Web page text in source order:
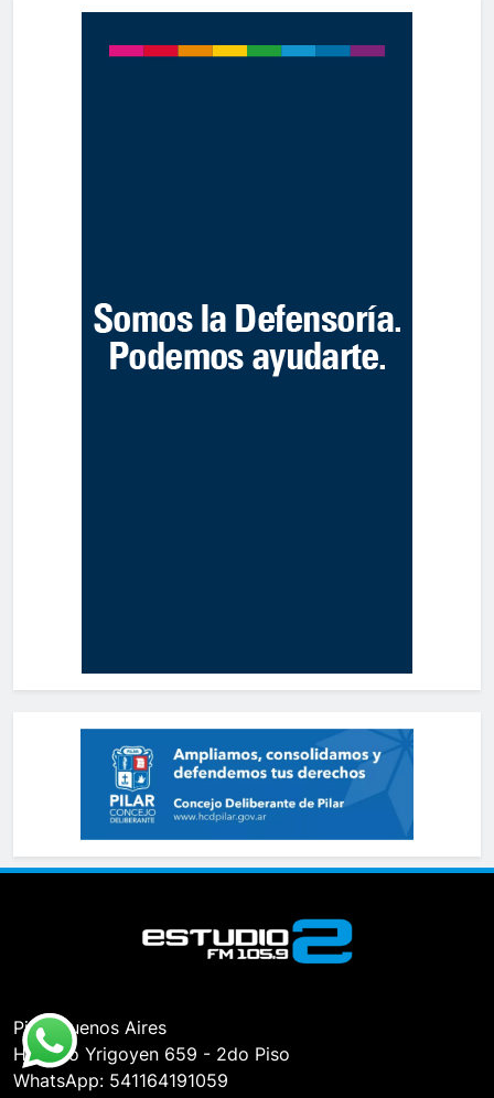
Pilar, Buenos Aires
Hipólito Yrigoyen 659 - 2do Piso
WhatsApp: 541164191059